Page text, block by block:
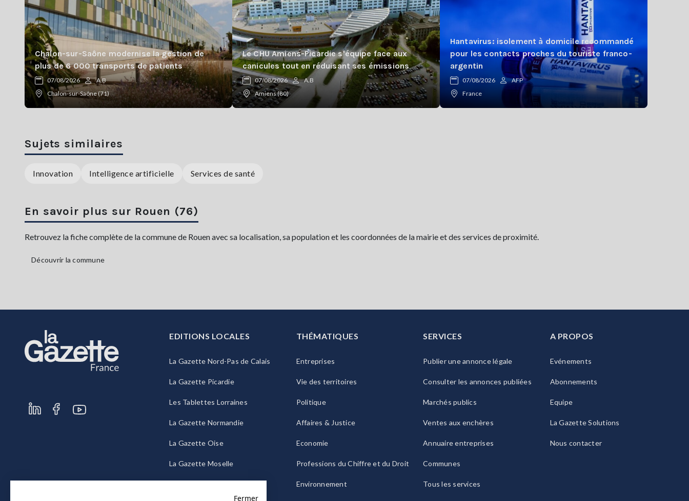
Chalon-sur-Saône modernise la gestion de
plus de 6 000 transports de patients
07/08/2026
A.B
Chalon-sur-Saône (71)
Le CHU Amiens-Picardie s'équipe face aux
canicules tout en réduisant ses émissions
07/08/2026
A.B
Amiens (80)
Hantavirus: isolement à domicile recommandé
pour les contacts proches du touriste franco-
argentin
07/08/2026
AFP
France
Sujets similaires
Innovation Intelligence artificielle Services de santé
En savoir plus sur Rouen (76)
Retrouvez la fiche complète de la commune de Rouen avec sa localisation, sa population et les coordonnées de la mairie et des services de proximité.
Découvrir la commune
EDITIONS LOCALES
La Gazette Nord-Pas de Calais
La Gazette Picardie
Les Tablettes Lorraines
La Gazette Normandie
La Gazette Oise
La Gazette Moselle
THÉMATIQUES
Entreprises
Vie des territoires
Politique
Affaires & Justice
Economie
Professions du Chiffre et du Droit
Environnement
SERVICES
Publier une annonce légale
Consulter les annonces publiées
Marchés publics
Ventes aux enchères
Annuaire entreprises
Communes
Tous les services
A PROPOS
Evénements
Abonnements
Equipe
La Gazette Solutions
Nous contacter
Fermer